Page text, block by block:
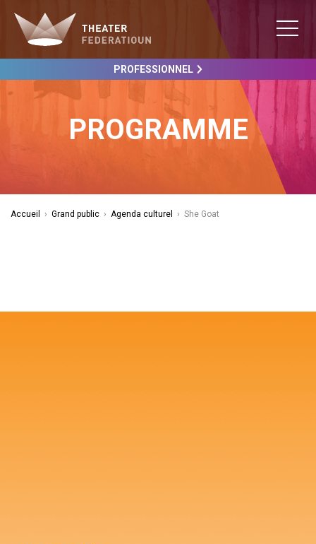
PROFESSIONNEL
PROGRAMME
Accueil › Grand public › Agenda culturel › She Goat